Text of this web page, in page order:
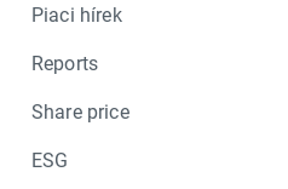
Piaci hírek
Reports
Share price
ESG